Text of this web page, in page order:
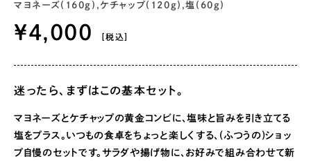
マヨネーズ(160g),ケチャップ(120g),塩(60g)
¥4,000 [税込]
迷ったら、まずはこの基本セット。
マヨネーズとケチャップの黄金コンビに、塩味と旨みを引き立てる
塩をプラス。いつもの食卓をちょっと楽しくする、(ふつうの)ショッ
プ自慢のセットです。サラダや揚げ物に、お好みで組み合わせて新